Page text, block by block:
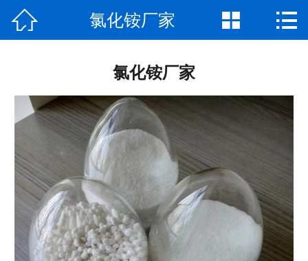
网站首页
厂房厂景
荣誉资质
 氯化铵厂家  
氯化铵厂家